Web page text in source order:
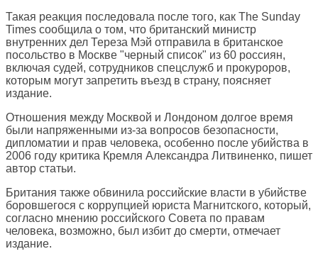
Такая реакция последовала после того, как The Sunday
Times сообщила о том, что британский министр
внутренних дел Тереза Мэй отправила в британское
посольство в Москве "черный список" из 60 россиян,
включая судей, сотрудников спецслужб и прокуроров,
которым могут запретить въезд в страну, поясняет
издание.
Отношения между Москвой и Лондоном долгое время
были напряженными из-за вопросов безопасности,
дипломатии и прав человека, особенно после убийства в
2006 году критика Кремля Александра Литвиненко, пишет
автор статьи.
Британия также обвинила российские власти в убийстве
боровшегося с коррупцией юриста Магнитского, который,
согласно мнению российского Совета по правам
человека, возможно, был избит до смерти, отмечает
издание.